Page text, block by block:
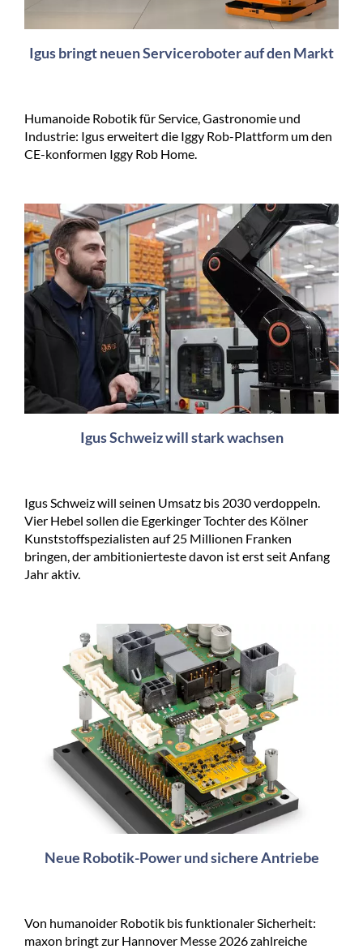
Igus bringt neuen Serviceroboter auf den Markt
Humanoide Robotik für Service, Gastronomie und
Industrie: Igus erweitert die Iggy Rob-Plattform um den
CE-konformen Iggy Rob Home.
Igus Schweiz will stark wachsen
Igus Schweiz will seinen Umsatz bis 2030 verdoppeln.
Vier Hebel sollen die Egerkinger Tochter des Kölner
Kunststoffspezialisten auf 25 Millionen Franken
bringen, der ambitionierteste davon ist erst seit Anfang
Jahr aktiv.
Neue Robotik-Power und sichere Antriebe
Von humanoider Robotik bis funktionaler Sicherheit:
maxon bringt zur Hannover Messe 2026 zahlreiche